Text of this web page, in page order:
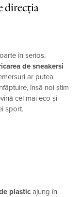
direcția
în serios.
de sneakersi
ar putea
însă noi știm
cel mai eco și
sport.
plastic ajung în